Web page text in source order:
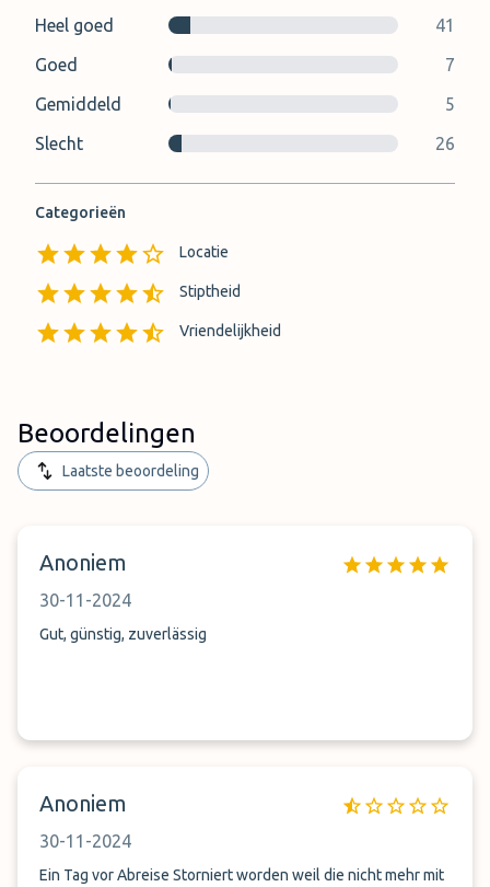
Heel goed
41
Goed
7
Gemiddeld
5
Slecht
26
Categorieën
Locatie
Stiptheid
Vriendelijkheid
Beoordelingen
Laatste beoordeling
Anoniem
30-11-2024
Gut, günstig, zuverlässig
Anoniem
30-11-2024
Ein Tag vor Abreise Storniert worden weil die nicht mehr mit